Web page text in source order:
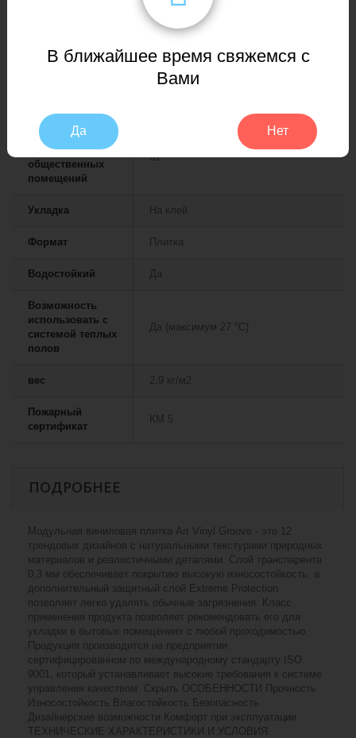
В ближайшее время свяжемся с
Вами
Да Нет
Россия
Класс
23
Класс
применения для
общественных
помещений
31
Укладка На клей
Формат Плитка
Водостойкий Да
Возможность
использовать с
системой теплых
полов
Да (максимум 27 °C)
вес 2,9 кг/м2
Пожарный
сертификат
КМ 5
ПОДРОБНЕЕ
Модульная виниловая плитка Art Vinyl Groove - это 12
трендовых дизайнов с натуральными текстурами природных
материалов и реалистичными деталями. Слой транспарента
0,3 мм обеспечивает покрытию высокую износостойкость, а
дополнительный защитный слой Extreme Protection
позволяет легко удалять обычные загрязнения. Класс
применения продукта позволяет рекомендовать его для
укладки в бытовых помещениях с любой проходимостью.
Продукция производится на предприятии
сертифицированном по международному стандарту ISO
9001, который устанавливает высокие требования к системе
управления качеством. Скрыть ОСОБЕННОСТИ Прочность
Износостойкость Влагостойкость Безопасность
Дизайнерские возможности Комфорт при эксплуатации
ТЕХНИЧЕСКИЕ ХАРАКТЕРИСТИКИ И УСЛОВИЯ